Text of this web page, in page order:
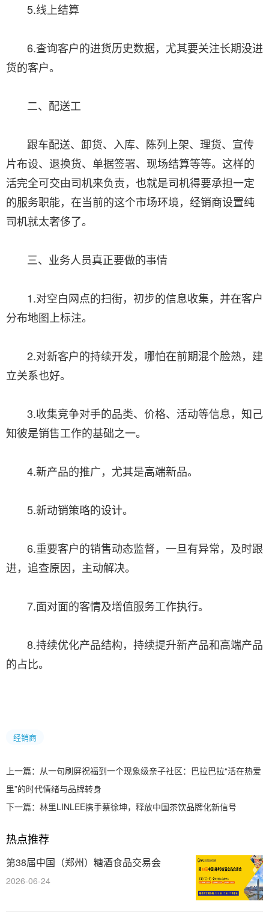
5.线上结算
6.查询客户的进货历史数据，尤其要关注长期没进
货的客户。
二、配送工
跟车配送、卸货、入库、陈列上架、理货、宣传
片布设、退换货、单据签署、现场结算等等。这样的
活完全可交由司机来负责，也就是司机得要承担一定
的服务职能，在当前的这个市场环境，经销商设置纯
司机就太奢侈了。
三、业务人员真正要做的事情
1.对空白网点的扫街，初步的信息收集，并在客户
分布地图上标注。
2.对新客户的持续开发，哪怕在前期混个脸熟，建
立关系也好。
3.收集竞争对手的品类、价格、活动等信息，知己
知彼是销售工作的基础之一。
4.新产品的推广，尤其是高端新品。
5.新动销策略的设计。
6.重要客户的销售动态监督，一旦有异常，及时跟
进，追查原因，主动解决。
7.面对面的客情及增值服务工作执行。
8.持续优化产品结构，持续提升新产品和高端产品
的占比。
经销商
上一篇： 从一句刷屏祝福到一个现象级亲子社区：巴拉巴拉“活在热爱
里”的时代情绪与品牌转身
下一篇： 林里LINLEE携手蔡徐坤，释放中国茶饮品牌化新信号
热点推荐
第38届中国（郑州）糖酒食品交易会
2026-06-24